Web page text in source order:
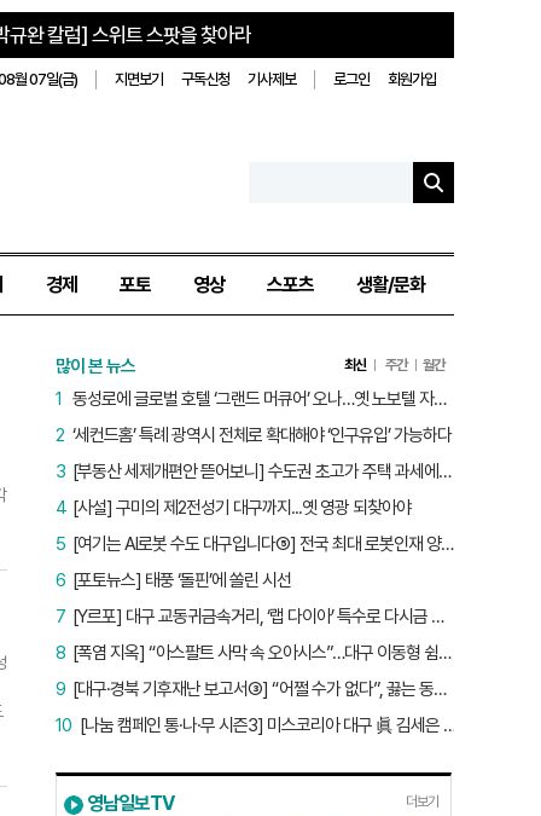
규완 칼럼] 스위트 스팟을 찾아라
월 07일(금) 지면보기 구독신청 기사제보 로그인 회원가입
경제 포토 영상 스포츠 생활/문화
많이 본 뉴스 최신 주간 월간
동성로에 글로벌 호텔 ‘그랜드 머큐어’ 오나…옛 노보텔 자리 사무실 개설
1
‘세컨드홈’ 특례 광역시 전체로 확대해야 ‘인구유입’ 가능하다
2
[부동산 세제개편안 뜯어보니] 수도권 초고가 주택 과세에만 초점…침체된 지방 부동산 대책은 없다
3
[사설] 구미의 제2전성기 대구까지...옛 영광 되찾아야
4
[여기는 AI로봇 수도 대구입니다⑤] 전국 최대 로봇인재 양성소…“대구산업 맞춤형 교육과정 만들자”
5
[포토뉴스] 태풍 ‘돌핀’에 쏠린 시선
6
[Y르포] 대구 교동귀금속거리, ‘랩 다이아’ 특수로 다시금 활기…“반짝 인기 의존 않는 지속 가능 성장 동력 마련해야”
7
[폭염 지옥] “아스팔트 사막 속 오아시스”…대구 이동형 쉼터 버스 ‘북적’, 지하철역도 ‘바글’
8
[대구·경북 기후재난 보고서③] “어쩔 수가 없다”, 끓는 동해…‘절멸 위기’ 경북 수산업
9
[나눔 캠페인 통·나·무 시즌3] 미스코리아 대구 眞 김세은 “내가 받은 응원, 다음 사람에게”
10
영남일보TV 더보기